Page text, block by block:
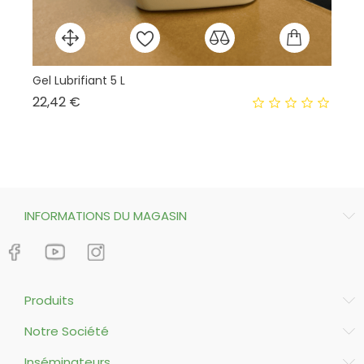
Gel Lubrifiant 5 L
22,42 €
INFORMATIONS DU MAGASIN
Produits
Notre Société